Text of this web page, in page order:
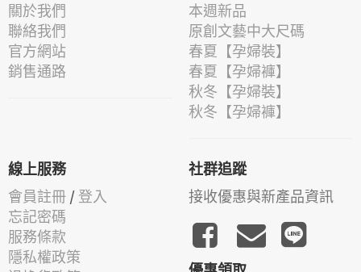
關於我們
聯絡我們
官方網站
銷售通路
本週新品
原創文藝中大尺碼
春夏【孕婦裝】
春夏【孕婦褲】
秋冬【孕婦裝】
秋冬【孕婦褲】
線上服務
會員註冊 / 登入
忘記密碼
服務條款
隱私權政策
社群追蹤
接收優惠與新產品資訊